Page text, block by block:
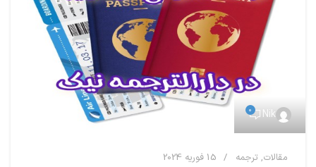
Nik
0
مقالات, ترجمه 15 فوریه 2024